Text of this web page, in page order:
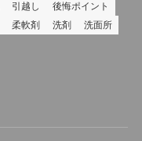
引越し
後悔ポイント
柔軟剤 洗剤
洗面所